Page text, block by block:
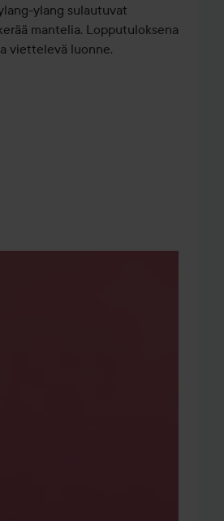
ylang sulautuvat
mantelia. Lopputuloksena
viettelevä luonne.
Blush -tuoksun leikkisän
laatikossa, jota koristavat
feminiinistä ilmettä.
kaulalle, kyynärnivelten